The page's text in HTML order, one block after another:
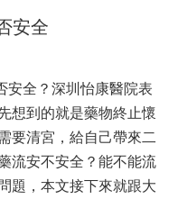
安全
安全？深圳怡康醫院表
想到的就是藥物終止懷
要清宮，給自己帶來二
流安不安全？能不能流
題，本文接下來就跟大